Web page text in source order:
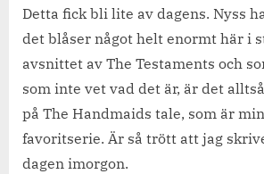
Detta fick bli lite av dagens. Nyss
det blåser något helt enormt här i
avsnittet av The Testaments och
som inte vet vad det är, är det
på The Handmaids tale, som är
favoritserie. Är så trött att jag
dagen imorgon.